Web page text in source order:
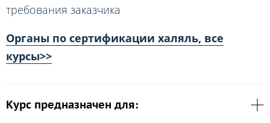
требования заказчика
Органы по сертификации халяль, все
курсы>>
Курс предназначен для: